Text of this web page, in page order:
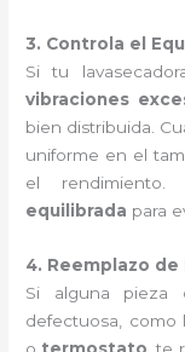
3. Controla el
Si tu
vibraciones
bien distribuida.
uniforme en el
el rendimiento.
equilibrada para
4. Reemplazo de
Si alguna
defectuosa, como
o termostato , te